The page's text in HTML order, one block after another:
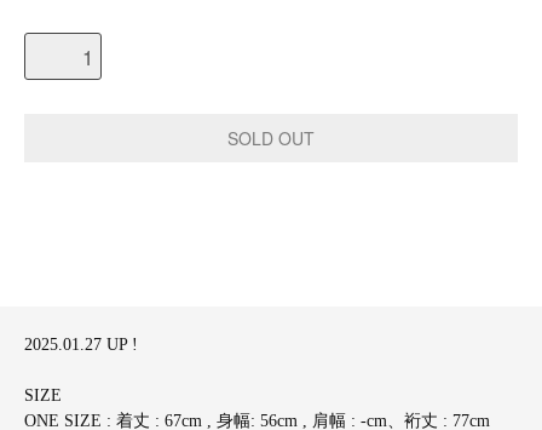
2025.01.27 UP !
SIZE
ONE SIZE : 着丈 : 67cm , 身幅: 56cm , 肩幅 : -cm、裄丈 : 77cm